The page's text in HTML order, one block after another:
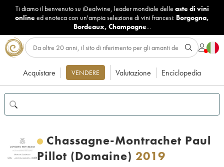
Ti diamo il benvenuto su iDealwine, leader mondiale delle aste di vini
onlineed enoteca con un'ampia selezione di vini francesi: Borgogna,
Bordeaux, Champagne...
Acquistare VENDERE Valutazione Enciclopedia
Chassagne-Montrachet Paul
Pillot (Domaine) 2019